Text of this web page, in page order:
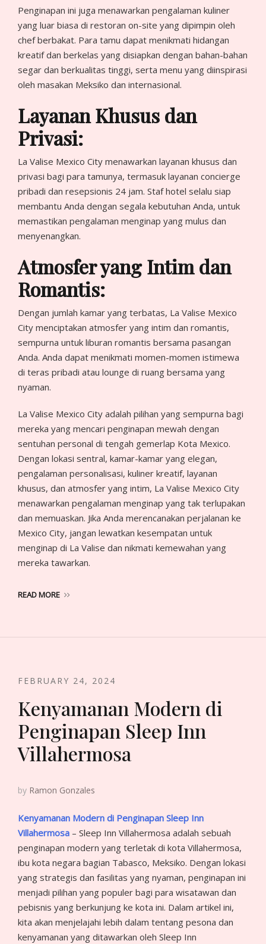
Penginapan ini juga menawarkan pengalaman kuliner
yang luar biasa di restoran on-site yang dipimpin oleh
chef berbakat. Para tamu dapat menikmati hidangan
kreatif dan berkelas yang disiapkan dengan bahan-bahan
segar dan berkualitas tinggi, serta menu yang diinspirasi
oleh masakan Meksiko dan internasional.
Layanan Khusus dan
Privasi:
La Valise Mexico City menawarkan layanan khusus dan
privasi bagi para tamunya, termasuk layanan concierge
pribadi dan resepsionis 24 jam. Staf hotel selalu siap
membantu Anda dengan segala kebutuhan Anda, untuk
memastikan pengalaman menginap yang mulus dan
menyenangkan.
Atmosfer yang Intim dan
Romantis:
Dengan jumlah kamar yang terbatas, La Valise Mexico
City menciptakan atmosfer yang intim dan romantis,
sempurna untuk liburan romantis bersama pasangan
Anda. Anda dapat menikmati momen-momen istimewa
di teras pribadi atau lounge di ruang bersama yang
nyaman.
La Valise Mexico City adalah pilihan yang sempurna bagi
mereka yang mencari penginapan mewah dengan
sentuhan personal di tengah gemerlap Kota Mexico.
Dengan lokasi sentral, kamar-kamar yang elegan,
pengalaman personalisasi, kuliner kreatif, layanan
khusus, dan atmosfer yang intim, La Valise Mexico City
menawarkan pengalaman menginap yang tak terlupakan
dan memuaskan. Jika Anda merencanakan perjalanan ke
Mexico City, jangan lewatkan kesempatan untuk
menginap di La Valise dan nikmati kemewahan yang
mereka tawarkan.
READ MORE
FEBRUARY 24, 2024
Kenyamanan Modern di
Penginapan Sleep Inn
Villahermosa
by Ramon Gonzales
Kenyamanan Modern di Penginapan Sleep Inn
Villahermosa – Sleep Inn Villahermosa adalah sebuah
penginapan modern yang terletak di kota Villahermosa,
ibu kota negara bagian Tabasco, Meksiko. Dengan lokasi
yang strategis dan fasilitas yang nyaman, penginapan ini
menjadi pilihan yang populer bagi para wisatawan dan
pebisnis yang berkunjung ke kota ini. Dalam artikel ini,
kita akan menjelajahi lebih dalam tentang pesona dan
kenyamanan yang ditawarkan oleh Sleep Inn